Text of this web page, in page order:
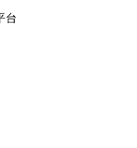
台